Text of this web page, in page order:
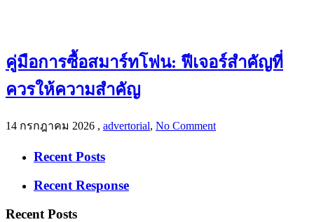
คู่มือการซื้อสมาร์ทโฟน: ฟีเจอร์สำคัญที่
ควรให้ความสำคัญ
14 กรกฎาคม 2026 , advertorial, No Comment
Recent Posts
Recent Response
Recent Posts